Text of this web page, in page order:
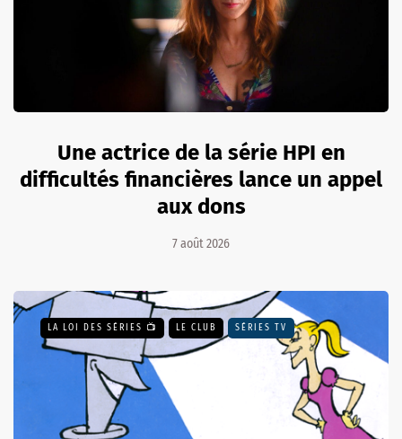
Une actrice de la série HPI en
difficultés financières lance un appel
aux dons
7 août 2026
LA LOI DES SÉRIES 📺 LE CLUB SÉRIES TV